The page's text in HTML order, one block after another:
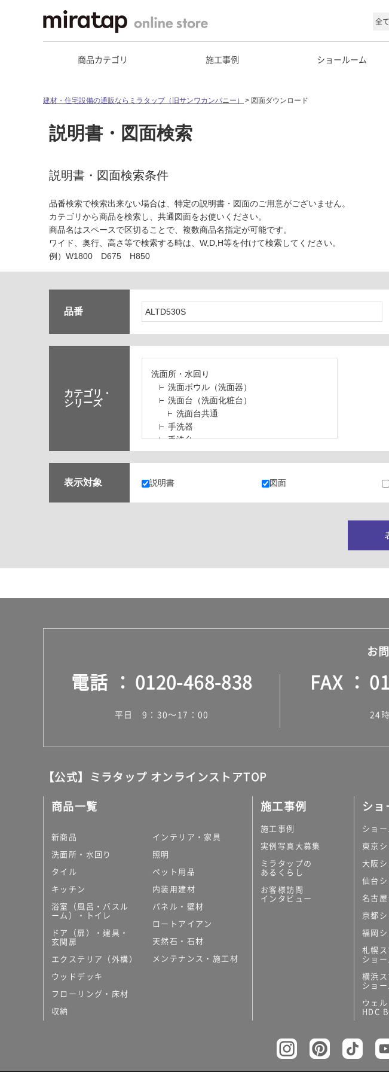
商品カテゴリ 施工事例 ショールーム
建材・住宅設備の通販ならミラタップ（旧サンワカンパニー） 図面ダウンロード
説明書・図面検索
説明書・図面検索条件
品番検索で検索出来ない場合は、特定の説明書・図面のご用意がございません。
カテゴリから商品を検索し、共通図面をお使いください。
商品名はスペースで区切ることで、複数商品名指定が可能です。
ワイド、奥行、高さ等で検索する時は、W,D,H等を付けて検索してください。
例）W1800 D675 H850
品番
カテゴリ・
シリーズ
洗面所・水回り
洗面ボウル（洗面器）
洗面台（洗面化粧台）
洗面台共通
手洗器
手洗台
水栓パン・スロップシンク
水栓金具・水栓（蛇口）・カラン
止水栓・排水金物
ミラー（鏡）
ランドリールーム
タイル
外壁タイル
洗面台タイル
屋内床タイル
テラコッタ調タイル
キッチン
コンパクトキッチン
コンパクトキッチンその他
カップボード（食器棚・キッチンボード）
コンビネーションキッチン（セクショナル
キッチン）
キッチン機器
表示対象 説明書 図面
お
電話 0120-468-838
平日 9：30～17：00
FAX
24
【公式】ミラタップ オンラインストアTOP
商品一覧
新商品
洗面所・水回り
タイル
キッチン
浴室（風呂・バスル
ーム）・トイレ
ドア（扉）・建具・
玄関扉
エクステリア（外構）
ウッドデッキ
フローリング・床材
収納
インテリア・家具
照明
ペット用品
内装用建材
パネル・壁材
ロートアイアン
天然石・石材
メンテナンス・施工材
施工事例
施工事例
実例写真大募集
ミラタップの
あるくらし
お客様訪問
インタビュー
シ
ショ
東京
大阪
仙台
名古
京都
福岡
札幌
ショ
横浜
ショ
ウェ
HDC